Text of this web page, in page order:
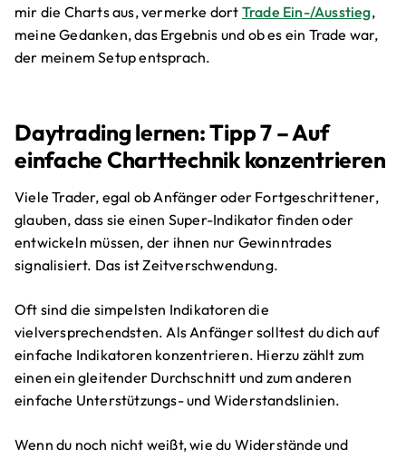
mir die Charts aus, vermerke dort Trade Ein-/Ausstieg,
meine Gedanken, das Ergebnis und ob es ein Trade war,
der meinem Setup entsprach.
Daytrading lernen: Tipp 7 – Auf
einfache Charttechnik konzentrieren
Viele Trader, egal ob Anfänger oder Fortgeschrittener,
glauben, dass sie einen Super-Indikator finden oder
entwickeln müssen, der ihnen nur Gewinntrades
signalisiert. Das ist Zeitverschwendung.
Oft sind die simpelsten Indikatoren die
vielversprechendsten. Als Anfänger solltest du dich auf
einfache Indikatoren konzentrieren. Hierzu zählt zum
einen ein gleitender Durchschnitt und zum anderen
einfache Unterstützungs- und Widerstandslinien.
Wenn du noch nicht weißt, wie du Widerstände und